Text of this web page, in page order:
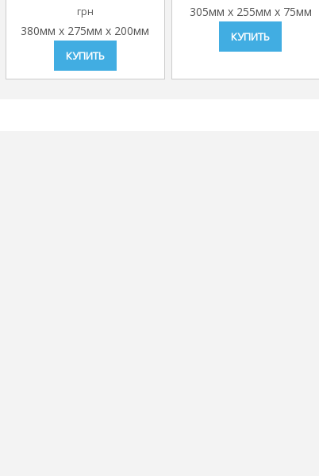
грн
380мм x 275мм x 200мм
КУПИТЬ
305мм x 255мм x 75мм
КУПИТЬ